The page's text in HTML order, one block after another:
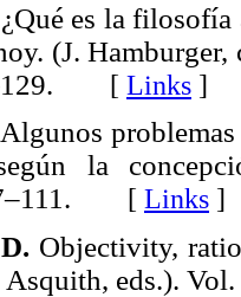
¿Qué es la
(J.
[ Links ]
Algunos
la
[ Links ]
Objectivity,
Asquith, eds.).